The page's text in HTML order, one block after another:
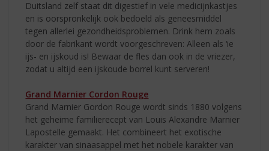
Duitsland zelf staat dit digestief in vele medicijnkastjes
en is oorspronkelijk ook bedoeld als geneesmiddel
tegen allerlei gezondheidsproblemen. Drink hem zoals
door de fabrikant wordt voorgeschreven: Alleen als ‘ie
ijs- en ijskoud is! Bewaar de fles dan ook in de vriezer,
zodat u altijd een ijskoude borrel kunt serveren!
Grand Marnier Cordon Rouge
Grand Marnier Gordon Rouge wordt sinds 1880 volgens
het geheime familierecept van Louis Alexandre Marnier
Lapostelle gemaakt. Het combineert het exotische
karakter van sinaasappel met het nobele karakter van